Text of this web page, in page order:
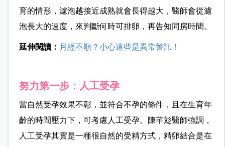
育的情形，濾泡越接近成熟就會長得越大，醫師會從濾
泡長大的速度，來判斷何時可排卵，再告知同房時間。
延伸閱讀： 月經不順？小心這些是異常警訊！
努力第一步：人工受孕
當自然受孕效果不彰，並符合不孕的條件，且在生育年
齡的時間壓力下，可考慮人工受孕。陳芊彣醫師強調，
人工受孕其實是一種很自然的受精方式，精卵結合是在